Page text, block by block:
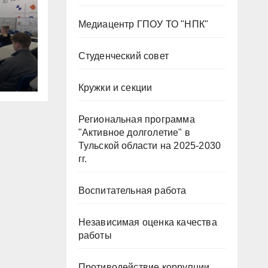
Медиацентр ГПОУ ТО "НПК"
Студенческий совет
Кружки и секции
Региональная программа
"Активное долголетие" в
Тульской области на 2025-2030
гг.
Воспитательная работа
Независимая оценка качества
работы